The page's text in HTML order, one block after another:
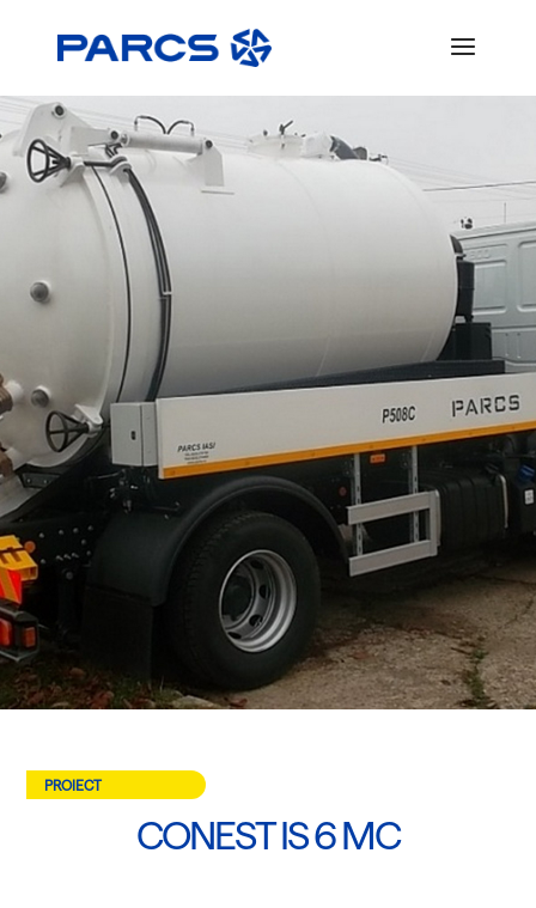
PROIECT
CONEST IS 6 MC